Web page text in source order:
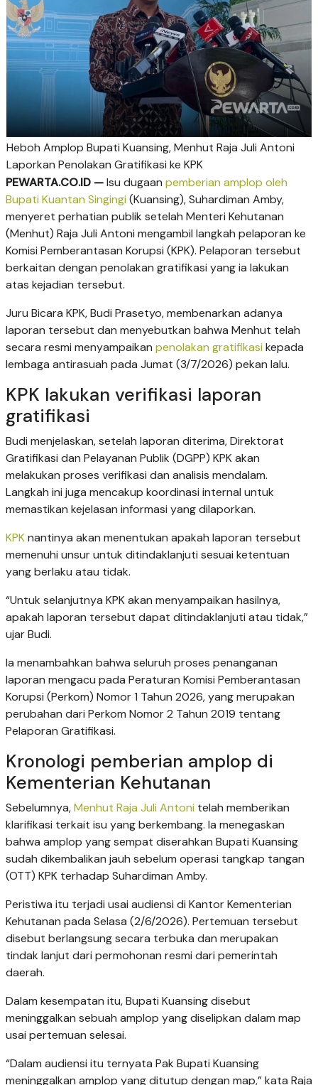
Heboh Amplop Bupati Kuansing, Menhut Raja Juli Antoni
Laporkan Penolakan Gratifikasi ke KPK
PEWARTA.CO.ID —Isu dugaan pemberian amplop oleh
Bupati Kuantan Singingi (Kuansing), Suhardiman Amby,
menyeret perhatian publik setelah Menteri Kehutanan
(Menhut) Raja Juli Antoni mengambil langkah pelaporan ke
Komisi Pemberantasan Korupsi (KPK). Pelaporan tersebut
berkaitan dengan penolakan gratifikasi yang ia lakukan
atas kejadian tersebut.
Juru Bicara KPK, Budi Prasetyo, membenarkan adanya
laporan tersebut dan menyebutkan bahwa Menhut telah
secara resmi menyampaikan penolakan gratifikasi kepada
lembaga antirasuah pada Jumat (3/7/2026) pekan lalu.
KPK lakukan verifikasi laporan
gratifikasi
Budi menjelaskan, setelah laporan diterima, Direktorat
Gratifikasi dan Pelayanan Publik (DGPP) KPK akan
melakukan proses verifikasi dan analisis mendalam.
Langkah ini juga mencakup koordinasi internal untuk
memastikan kejelasan informasi yang dilaporkan.
KPKnantinya akan menentukan apakah laporan tersebut
memenuhi unsur untuk ditindaklanjuti sesuai ketentuan
yang berlaku atau tidak.
“Untuk selanjutnya KPK akan menyampaikan hasilnya,
apakah laporan tersebut dapat ditindaklanjuti atau tidak,”
ujar Budi.
Ia menambahkan bahwa seluruh proses penanganan
laporan mengacu pada Peraturan Komisi Pemberantasan
Korupsi (Perkom) Nomor 1 Tahun 2026, yang merupakan
perubahan dari Perkom Nomor 2 Tahun 2019 tentang
Pelaporan Gratifikasi.
Kronologi pemberian amplop di
Kementerian Kehutanan
Sebelumnya,Menhut Raja Juli Antoni telah memberikan
klarifikasi terkait isu yang berkembang. Ia menegaskan
bahwa amplop yang sempat diserahkan Bupati Kuansing
sudah dikembalikan jauh sebelum operasi tangkap tangan
(OTT) KPK terhadap Suhardiman Amby.
Peristiwa itu terjadi usai audiensi di Kantor Kementerian
Kehutanan pada Selasa (2/6/2026). Pertemuan tersebut
disebut berlangsung secara terbuka dan merupakan
tindak lanjut dari permohonan resmi dari pemerintah
daerah.
Dalam kesempatan itu, Bupati Kuansing disebut
meninggalkan sebuah amplop yang diselipkan dalam map
usai pertemuan selesai.
“Dalam audiensi itu ternyata Pak Bupati Kuansing
meninggalkan amplop yang ditutup dengan map,” kata Raja